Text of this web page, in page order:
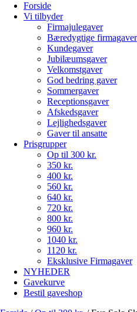
Forside
Vi tilbyder
Firmajulegaver
Bæredygtige firmagaver
Kundegaver
Jubilæumsgaver
Velkomstgaver
God bedring gaver
Sommergaver
Receptionsgaver
Afskedsgaver
Lejlighedsgaver
Gaver til ansatte
Prisgrupper
Op til 300 kr.
350 kr.
400 kr.
560 kr.
640 kr.
720 kr.
800 kr.
960 kr.
1040 kr.
1120 kr.
Eksklusive Firmagaver
NYHEDER
Gavekurve
Bestil gaveshop